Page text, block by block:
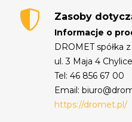
Zasoby
Informacje o
DROMET spółka
ul. 3 Maja 4
Tel: 46 856 67 00
Email:
https://dromet.pl/